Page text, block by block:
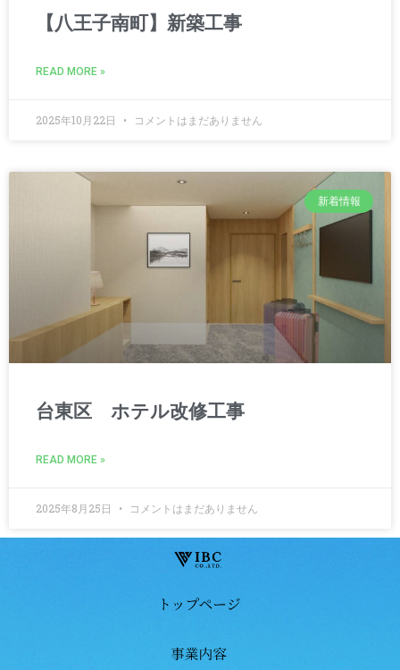
【八王子南町】新築工事
READ MORE »
2025年10月22日 コメントはまだありません
新着情報
台東区 ホテル改修工事
READ MORE »
2025年8月25日 コメントはまだありません